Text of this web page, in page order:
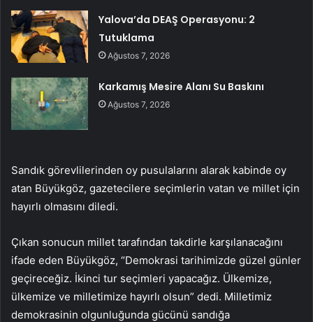
Yalova’da DEAŞ Operasyonu: 2
Tutuklama
Ağustos 7, 2026
Karkamış Mesire Alanı Su Baskını
Ağustos 7, 2026
Sandık görevlilerinden oy pusulalarını alarak kabinde oy
atan Büyükgöz, gazetecilere seçimlerin vatan ve millet için
hayırlı olmasını diledi.
Çıkan sonucun millet tarafından takdirle karşılanacağını
ifade eden Büyükgöz, “Demokrasi tarihimizde güzel günler
geçireceğiz. İkinci tur seçimleri yapacağız. Ülkemize,
ülkemize ve milletimize hayırlı olsun” dedi. Milletimiz
demokrasinin olgunluğunda gücünü sandığa